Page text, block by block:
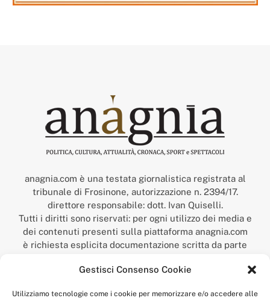
Gestisci Consenso Cookie
Utilizziamo tecnologie come i cookie per memorizzare e/o accedere alle
anagnia.com è una testata giornalistica registrata al
tribunale di Frosinone, autorizzazione n. 2394/17.
direttore responsabile: dott. Ivan Quiselli.
Tutti i diritti sono riservati: per ogni utilizzo dei media e
dei contenuti presenti sulla piattaforma anagnia.com
è richiesta esplicita documentazione scritta da parte
“Anagnia” è un marchio registrato presso l’Ufficio Italiano